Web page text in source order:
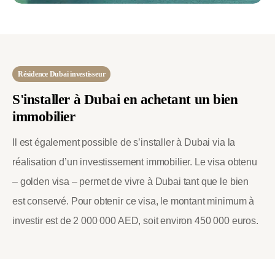
Résidence Dubai investisseur
S'installer à Dubai en achetant un bien
immobilier
Il est également possible de s’installer à Dubai via la
réalisation d’un investissement immobilier. Le visa obtenu
– golden visa – permet de vivre à Dubai tant que le bien
est conservé. Pour obtenir ce visa, le montant minimum à
investir est de 2 000 000 AED, soit environ 450 000 euros.